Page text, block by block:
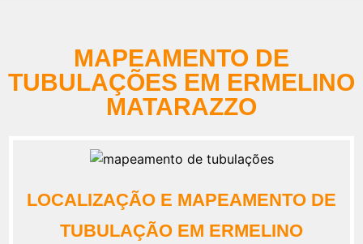
MAPEAMENTO DE
TUBULAÇÕES EM ERMELINO
MATARAZZO
LOCALIZAÇÃO E MAPEAMENTO DE
TUBULAÇÃO EM ERMELINO